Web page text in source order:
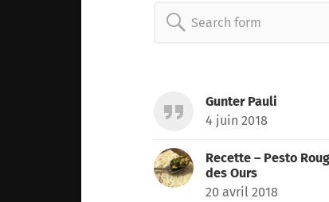
Search
Gunter Pauli
4 juin 2018
Recette – Pesto
des Ours
20 avril 2018